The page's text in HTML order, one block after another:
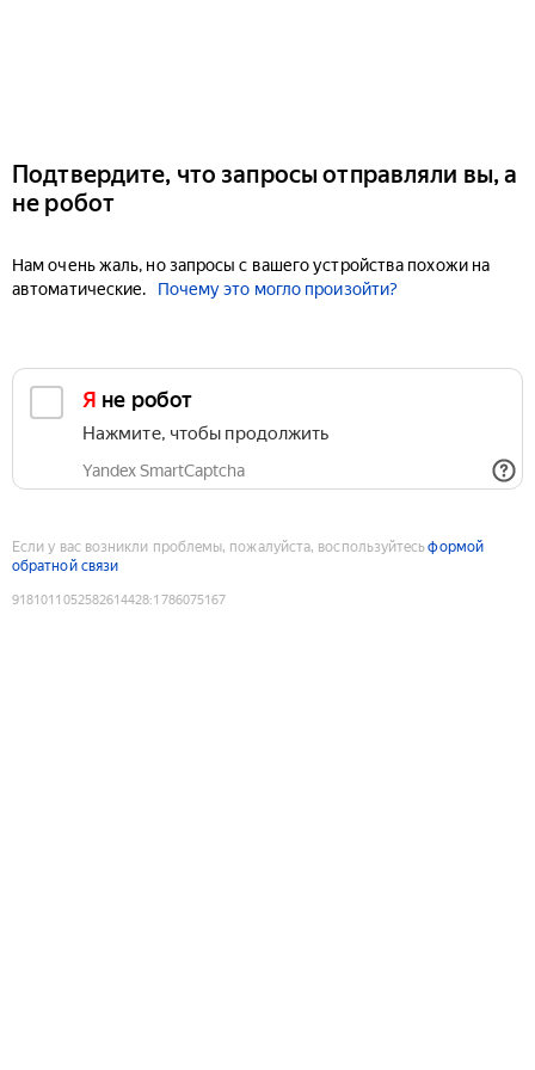
Подтвердите, что запросы отправляли вы, а
не робот
Нам очень жаль, но запросы с вашего устройства похожи на
автоматические.
Почему это могло произойти?
Я не робот
Нажмите, чтобы продолжить
Yandex SmartCaptcha
Если у вас возникли проблемы, пожалуйста, воспользуйтесьформой
обратной связи
9181011052582614428:1786075167